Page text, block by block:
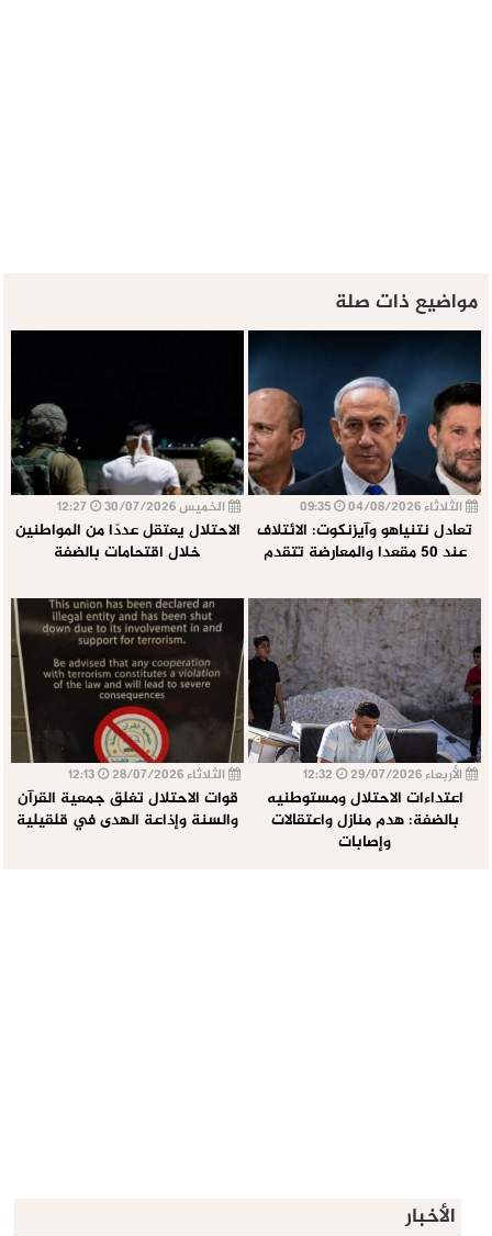
مواضيع ذات صلة
الثلاثاء 04/08/2026
تعادل نتنياهو وآيزنكوت: الائتلاف
عند 50 مقعدا والمعارضة تتقدم
الخميس 30/07/2026
الاحتلال يعتقل عددًا من المواطنين
خلال اقتحامات بالضفة
الأربعاء 29/07/2026
اعتداءات الاحتلال ومستوطنيه
بالضفة: هدم منازل واعتقالات
وإصابات
الثلاثاء 28/07/2026
قوات الاحتلال تغلق جمعية القرآن
والسنة وإذاعة الهدى في قلقيلية
الأخبار